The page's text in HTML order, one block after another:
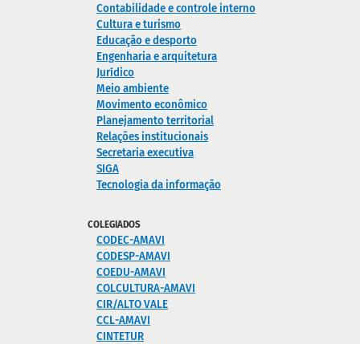
Contabilidade e controle interno
Cultura e turismo
Educação e desporto
Engenharia e arquitetura
Jurídico
Meio ambiente
Movimento econômico
Planejamento territorial
Relações institucionais
Secretaria executiva
SIGA
Tecnologia da informação
COLEGIADOS
CODEC-AMAVI
CODESP-AMAVI
COEDU-AMAVI
COLCULTURA-AMAVI
CIR/ALTO VALE
CCL-AMAVI
CINTETUR